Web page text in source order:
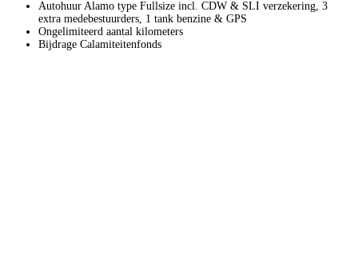
Autohuur Alamo type Fullsize incl. CDW & SLI verzekering, 3
extra medebestuurders, 1 tank benzine & GPS
Ongelimiteerd aantal kilometers
Bijdrage Calamiteitenfonds